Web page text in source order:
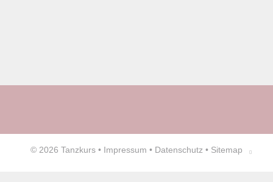
© 2026 Tanzkurs • Impressum • Datenschutz • Sitemap